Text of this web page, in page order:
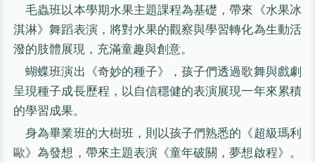
毛蟲班以本學期水果主題課程為基礎，帶來《水果冰
淇淋》舞蹈表演，將對水果的觀察與學習轉化為生動活
潑的肢體展現，充滿童趣與創意。
蝴蝶班演出《奇妙的種子》，孩子們透過歌舞與戲劇
呈現種子成長歷程，以自信穩健的表演展現一年來累積
的學習成果。
身為畢業班的大樹班，則以孩子們熟悉的《超級瑪利
歐》為發想，帶來主題表演《童年破關，夢想啟程》。